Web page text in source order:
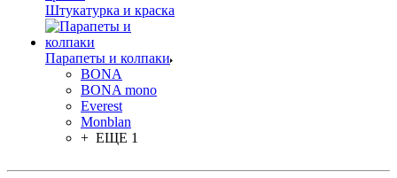
Штукатурка и краска
Парапеты и колпаки
BONA
BONA mono
Everest
Monblan
+ ЕЩЕ 1